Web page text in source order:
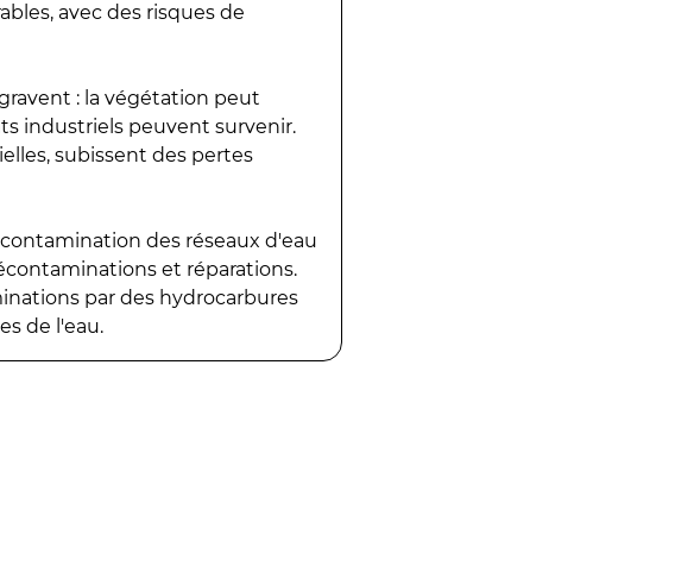
avec des risques de
: la végétation peut
industriels peuvent survenir.
subissent des pertes
des réseaux d'eau
et réparations.
par des hydrocarbures
de l'eau.